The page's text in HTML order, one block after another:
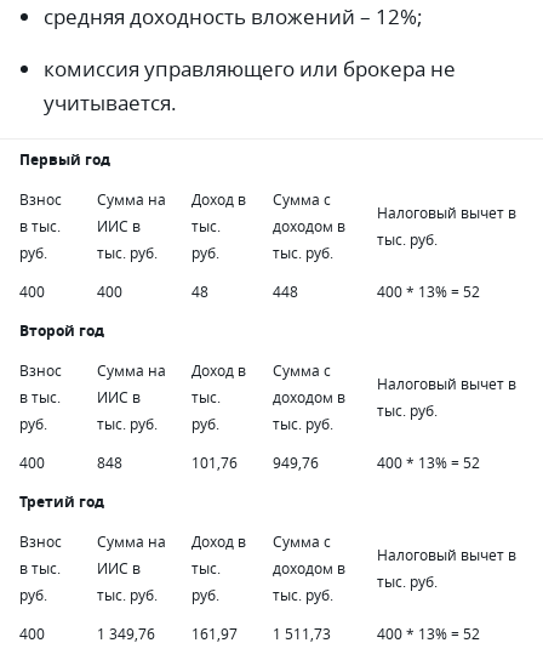
средняя доходность вложений – 12%;
комиссия управляющего или брокера не
учитывается.
Первый год
Взнос
в тыс.
руб.
Сумма на
ИИС в
тыс. руб.
Доход в
тыс.
руб.
Сумма с
доходом в
тыс. руб.
Налоговый вычет в
тыс. руб.
400 400 48 448 400 * 13% = 52
Второй год
Взнос
в тыс.
руб.
Сумма на
ИИС в
тыс. руб.
Доход в
тыс.
руб.
Сумма с
доходом в
тыс. руб.
Налоговый вычет в
тыс. руб.
400 848 101,76 949,76 400 * 13% = 52
Третий год
Взнос
в тыс.
руб.
Сумма на
ИИС в
тыс. руб.
Доход в
тыс.
руб.
Сумма с
доходом в
тыс. руб.
Налоговый вычет в
тыс. руб.
400 1 349,76 161,97 1 511,73 400 * 13% = 52